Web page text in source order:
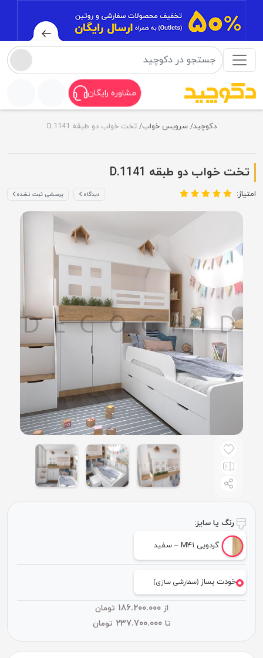
مشاوره رایگان
دکوچید سرویس خواب تخت خواب دو طبقه D.1141
تخت خواب دو طبقه D.1141
امتیاز: دیدگاه پرسشی ثبت نشده
رنگ یا سایز:
گردویی M۴۱ – سفید
خودت بساز(سفارشی سازی)
از۱۸۶.۲۰۰.۰۰۰
تومان
تا ۲۳۷.۷۰۰.۰۰۰ تومان